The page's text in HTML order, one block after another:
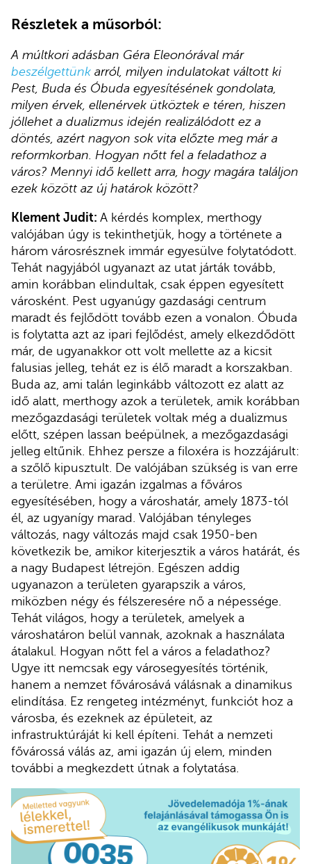
Részletek a műsorból:
A múltkori adásban Géra Eleonórával már
beszélgettünk arról, milyen indulatokat váltott ki
Pest, Buda és Óbuda egyesítésének gondolata,
milyen érvek, ellenérvek ütköztek e téren, hiszen
jóllehet a dualizmus idején realizálódott ez a
döntés, azért nagyon sok vita előzte meg már a
reformkorban. Hogyan nőtt fel a feladathoz a
város? Mennyi idő kellett arra, hogy magára találjon
ezek között az új határok között?
Klement Judit: A kérdés komplex, merthogy
valójában úgy is tekinthetjük, hogy a története a
három városrésznek immár egyesülve folytatódott.
Tehát nagyjából ugyanazt az utat járták tovább,
amin korábban elindultak, csak éppen egyesített
városként. Pest ugyanúgy gazdasági centrum
maradt és fejlődött tovább ezen a vonalon. Óbuda
is folytatta azt az ipari fejlődést, amely elkezdődött
már, de ugyanakkor ott volt mellette az a kicsit
falusias jelleg, tehát ez is élő maradt a korszakban.
Buda az, ami talán leginkább változott ez alatt az
idő alatt, merthogy azok a területek, amik korábban
mezőgazdasági területek voltak még a dualizmus
előtt, szépen lassan beépülnek, a mezőgazdasági
jelleg eltűnik. Ehhez persze a filoxéra is hozzájárult:
a szőlő kipusztult. De valójában szükség is van erre
a területre. Ami igazán izgalmas a főváros
egyesítésében, hogy a városhatár, amely 1873-tól
él, az ugyanígy marad. Valójában tényleges
változás, nagy változás majd csak 1950-ben
következik be, amikor kiterjesztik a város határát, és
a nagy Budapest létrejön. Egészen addig
ugyanazon a területen gyarapszik a város,
miközben négy és félszeresére nő a népessége.
Tehát világos, hogy a területek, amelyek a
városhatáron belül vannak, azoknak a használata
átalakul. Hogyan nőtt fel a város a feladathoz?
Ugye itt nemcsak egy városegyesítés történik,
hanem a nemzet fővárosává válásnak a dinamikus
elindítása. Ez rengeteg intézményt, funkciót hoz a
városba, és ezeknek az épületeit, az
infrastruktúráját ki kell építeni. Tehát a nemzeti
fővárossá válás az, ami igazán új elem, minden
további a megkezdett útnak a folytatása.